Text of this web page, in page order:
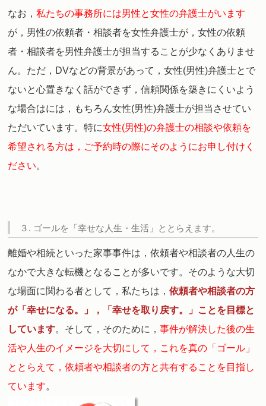
なお，私たちの事務所には男性と女性の弁護士がいます
が，男性の依頼者・相談者を女性弁護士が，女性の依頼
者・相談者を男性弁護士が担当することが少なくありませ
ん。 ただ，DVなどの背景があって，女性(男性)弁護士とで
ないと心置きなく話ができず，信頼関係を築きにくいよう
な場合はには，もちろん女性(男性)弁護士が担当させてい
ただいています。特に女性(男性)の弁護士の相談や依頼を
希望される方は，ご予約時の際にそのようにお申し付けく
ださい。
３. ゴールを「幸せな人生・生活」ととらえます。
離婚や相続といった家事事件は，依頼者や相談者の人生の
なかで大きな転機となることが多いです。そのような大切
な場面に関わる者として，私たちは，依頼者や相談者の方
が「幸せになる。」，「幸せを取り戻す。」ことを目標と
しています。 そして，そのために，事件が解決した後の生
活や人生のイメージを大切にして，これを真の「ゴール」
ととらえて，依頼者や相談者の方と共有することを目指し
ています。